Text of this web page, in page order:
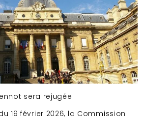
sera rejugée.
19 février 2026, la Commission